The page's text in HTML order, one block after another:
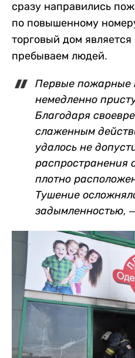
сразу направились
по повышенному
торговый дом
пребываем людей.
Первые
немедленно
Благодаря
слаженным
удалось не
распространения
плотно
Тушение
задымленностью,